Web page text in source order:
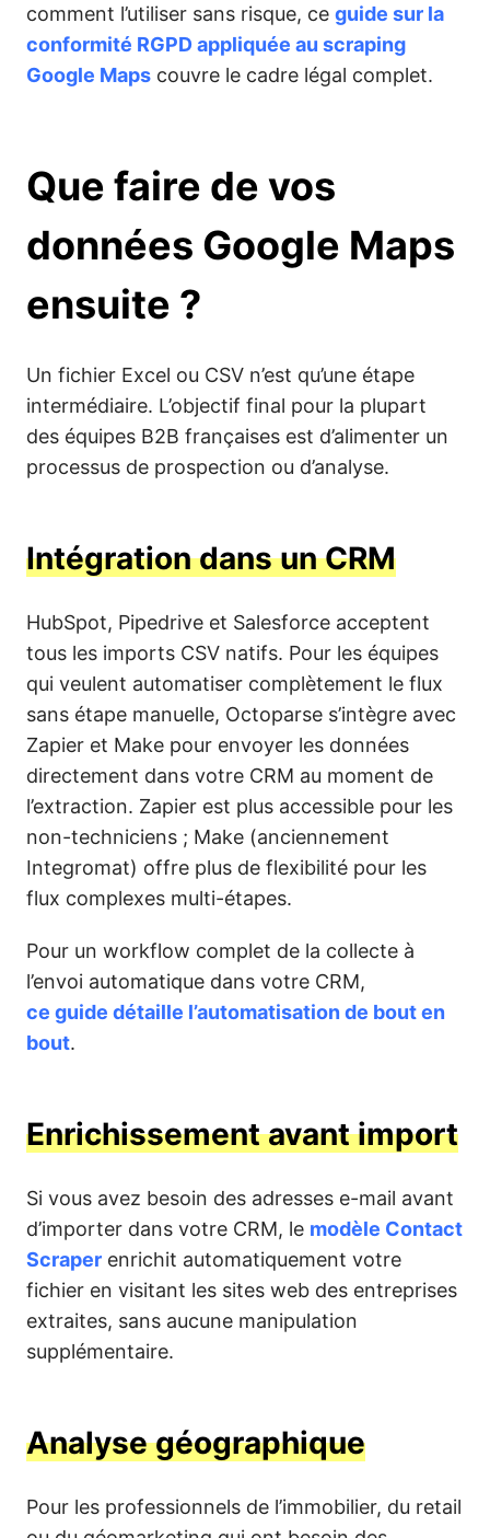
comment l’utiliser sans risque, ce guide sur la
conformité RGPD appliquée au scraping
Google Maps couvre le cadre légal complet.
Que faire de vos
données Google Maps
ensuite ?
Un fichier Excel ou CSV n’est qu’une étape
intermédiaire. L’objectif final pour la plupart
des équipes B2B françaises est d’alimenter un
processus de prospection ou d’analyse.
Intégration dans un CRM
HubSpot, Pipedrive et Salesforce acceptent
tous les imports CSV natifs. Pour les équipes
qui veulent automatiser complètement le flux
sans étape manuelle, Octoparse s’intègre avec
Zapier et Make pour envoyer les données
directement dans votre CRM au moment de
l’extraction. Zapier est plus accessible pour les
non-techniciens ; Make (anciennement
Integromat) offre plus de flexibilité pour les
flux complexes multi-étapes.
Pour un workflow complet de la collecte à
l’envoi automatique dans votre CRM,
ce guide détaille l’automatisation de bout en
bout.
Enrichissement avant import
Si vous avez besoin des adresses e-mail avant
d’importer dans votre CRM, le modèle Contact
Scraper enrichit automatiquement votre
fichier en visitant les sites web des entreprises
extraites, sans aucune manipulation
supplémentaire.
Analyse géographique
Pour les professionnels de l’immobilier, du retail